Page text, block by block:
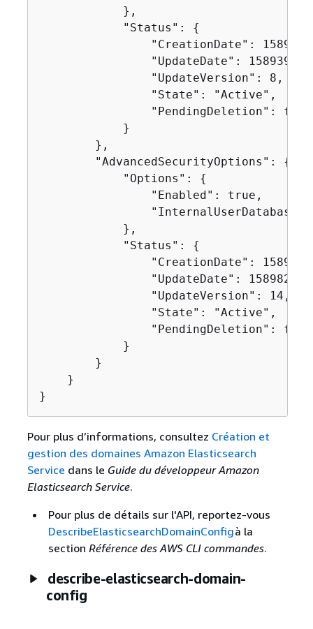
            },
            "Status":
{
"CreationDate":
"UpdateDate":
                "UpdateVersion": 8,
                "State": "Active",
"PendingDeletion":
            }
        },
        "AdvancedSecurityOptions":
{
            "Options":
{
                "Enabled": true,
            },
            "Status":
{
"CreationDate":
"UpdateDate":
                "UpdateVersion": 14,
                "State": "Active",
"PendingDeletion":
            }
        }
    }
}
Pour plus d’informations, consultez Création et
gestion des domaines Amazon Elasticsearch
Service dans le Guide du développeur Amazon
Elasticsearch Service.
Pour plus de détails sur l'API, reportez-vous
DescribeElasticsearchDomainConfigà la
section Référence des AWS CLI commandes.
describe-elasticsearch-domain-
config